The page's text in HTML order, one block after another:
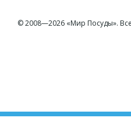
© 2008—2026 «Мир Посуды».